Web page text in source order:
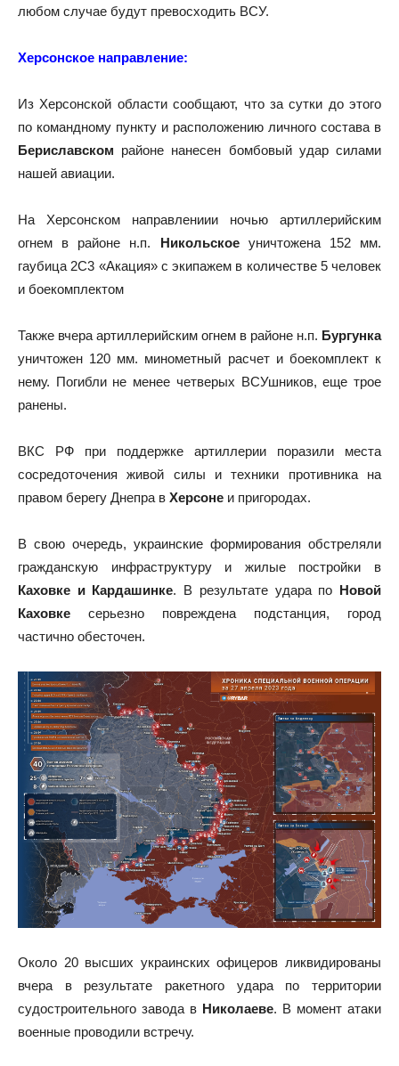
любом случае будут превосходить ВСУ.
Херсонское направление:
Из Херсонской области сообщают, что за сутки до этого
по командному пункту и расположению личного состава в
Бериславском районе нанесен бомбовый удар силами
нашей авиации.
На Херсонском направлениии ночью артиллерийским
огнем в районе н.п. Никольскоеуничтожена 152 мм.
гаубица 2С3 «Акация» с экипажем в количестве 5 человек
и боекомплектом
Также вчера артиллерийским огнем в районе н.п. Бургунка
уничтожен 120 мм. минометный расчет и боекомплект к
нему. Погибли не менее четверых ВСУшников, еще трое
ранены.
ВКС РФ при поддержке артиллерии поразили места
сосредоточения живой силы и техники противника на
правом берегу Днепра в Херсоне и пригородах.
В свою очередь, украинские формирования обстреляли
гражданскую инфраструктуру и жилые постройки в
Каховке и Кардашинке. В результате удара по Новой
Каховке серьезно повреждена подстанция, город
частично обесточен.
Около 20 высших украинских офицеров ликвидированы
вчера в результате ракетного удара по территории
судостроительного завода в Николаеве. В момент атаки
военные проводили встречу.